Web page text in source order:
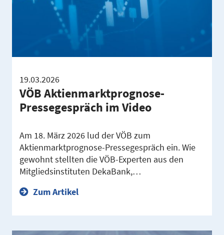
19.03.2026
VÖB Aktienmarktprognose-
Pressegespräch im Video
Am 18. März 2026 lud der VÖB zum
Aktienmarktprognose-Pressegespräch ein. Wie
gewohnt stellten die VÖB-Experten aus den
Mitgliedsinstituten DekaBank,…
Zum Artikel